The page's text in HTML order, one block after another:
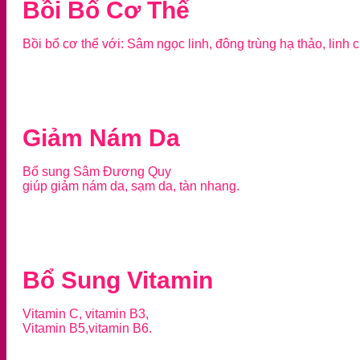
Bồi Bổ Cơ Thể
Bồi bổ cơ thể với: Sâm ngọc linh, đông trùng hạ thảo, linh
Giảm Nám Da
Bổ sung Sâm Đương Quy
giúp giảm nám da, sạm da, tàn nhang.
Bổ Sung Vitamin
Vitamin C, vitamin B3,
Vitamin B5,vitamin B6.